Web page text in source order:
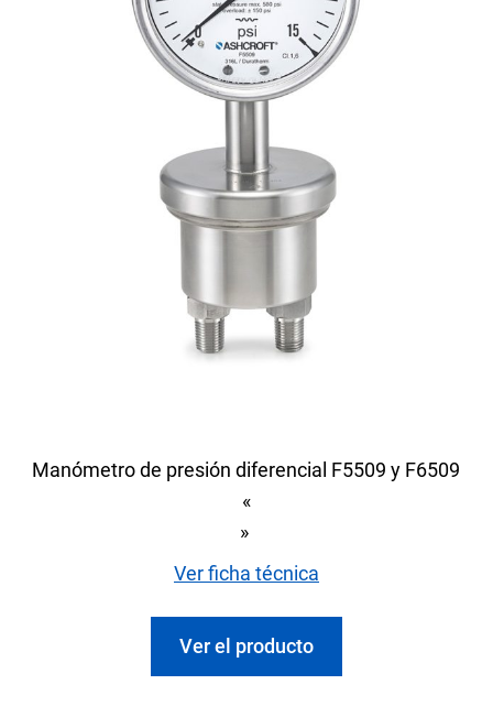
Manómetro de presión diferencial F5509 y F6509
«
»
Ver ficha técnica
Ver el producto